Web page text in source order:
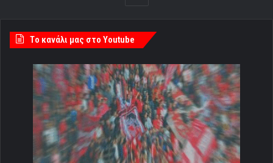
Tο κανάλι μας στο Youtube